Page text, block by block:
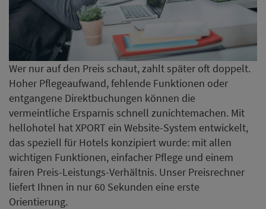
Wer nur auf den Preis schaut, zahlt später oft doppelt.
Hoher Pflegeaufwand, fehlende Funktionen oder
entgangene Direktbuchungen können die
vermeintliche Ersparnis schnell zunichtemachen. Mit
hellohotel hat XPORT ein Website-System entwickelt,
das speziell für Hotels konzipiert wurde: mit allen
wichtigen Funktionen, einfacher Pflege und einem
fairen Preis-Leistungs-Verhältnis. Unser Preisrechner
liefert Ihnen in nur 60 Sekunden eine erste
Orientierung.